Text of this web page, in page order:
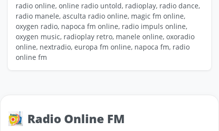
radio online, online radio untold, radioplay, radio dance,
radio manele, asculta radio online, magic fm online,
oxygen radio, napoca fm online, radio impuls online,
oxygen music, radioplay retro, manele online, oxoradio
online, nextradio, europa fm online, napoca fm, radio
online fm
Radio Online FM